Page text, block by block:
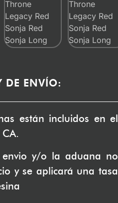
DE ENVÍO:
están incluidos en el
y/o la aduana no
y se aplicará una tasa